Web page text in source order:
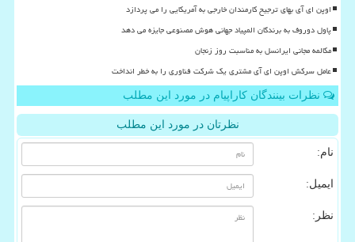
اوپن ای آی بهای ترجیح کارمندان خارجی به آمریکایی را می پردازد
پاول دوروف به برندگان المپیاد جهانی هوش مصنوعی جایزه می دهد
مکالمه مجانی ایرانسل به مناسبت روز زنجان
عامل سرکش اوپن ای آی مشتری یک شرکت فناوری را به خطر انداخت
نظرات بینندگان کاراپیام در مورد این مطلب
نظرتان در مورد این مطلب
نام:
ایمیل:
نظر: